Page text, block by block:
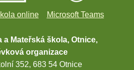
online Microsoft Teams
a Mateřská škola, Otnice,
organizace
352, 683 54 Otnice